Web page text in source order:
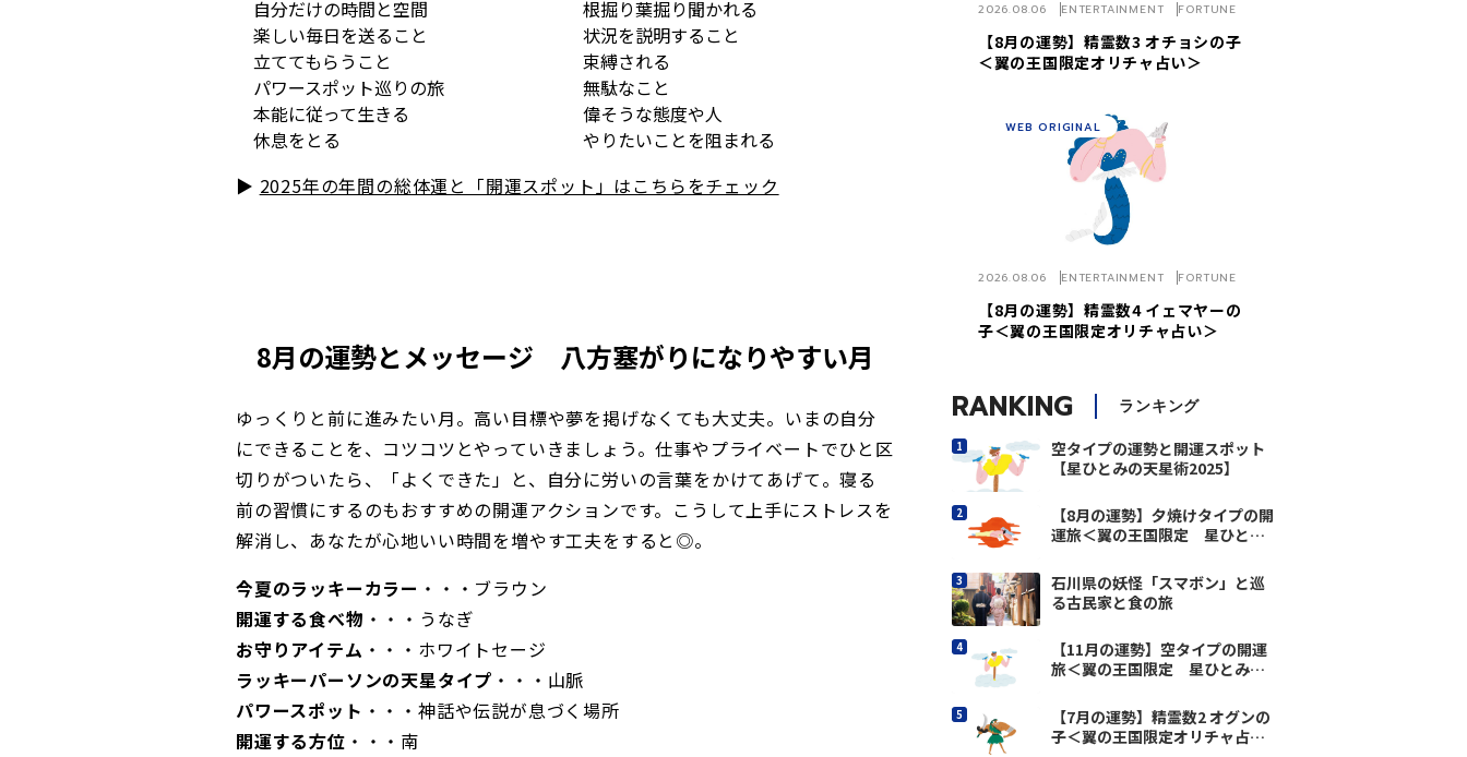
自分だけの時間と空間
楽しい毎日を送ること
立ててもらうこと
パワースポット巡りの旅
本能に従って生きる
休息をとる
根掘り葉掘り聞かれる
状況を説明すること
束縛される
無駄なこと
偉そうな態度や人
やりたいことを阻まれる
▶︎ 2025年の年間の総体運と「開運スポット」はこちらをチェック
8月の運勢とメッセージ 八方塞がりになりやすい月
ゆっくりと前に進みたい月。高い目標や夢を掲げなくても大丈夫。いまの自分
にできることを、コツコツとやっていきましょう。仕事やプライベートでひと区
切りがついたら、「よくできた」と、自分に労いの言葉をかけてあげて。寝る
前の習慣にするのもおすすめの開運アクションです。こうして上手にストレスを
解消し、あなたが心地いい時間を増やす工夫をすると◎。
今夏のラッキーカラー ・・・ブラウン
開運する食べ物 ・・・うなぎ
お守りアイテム ・・・ホワイトセージ
ラッキーパーソンの天星タイプ ・・・山脈
パワースポット ・・・神話や伝説が息づく場所
開運する方位 ・・・南
【8月の運勢】精霊数3 オチョシの子
＜翼の王国限定オリチャ占い＞
2026.08.06 ENTERTAINMENT FORTUNE
【8月の運勢】精霊数4 イェマヤーの
子＜翼の王国限定オリチャ占い＞
2026.08.06 ENTERTAINMENT FORTUNE
WEB ORIGINAL
RANKING ランキング
空タイプの運勢と開運スポット
【星ひとみの天星術2025】
【8月の運勢】夕焼けタイプの開
運旅＜翼の王国限定 星ひとみ
石川県の妖怪「スマボン」と巡
る古民家と食の旅
【11月の運勢】空タイプの開運
旅＜翼の王国限定 星ひとみの
【7月の運勢】精霊数2 オグンの
子＜翼の王国限定オリチャ占い